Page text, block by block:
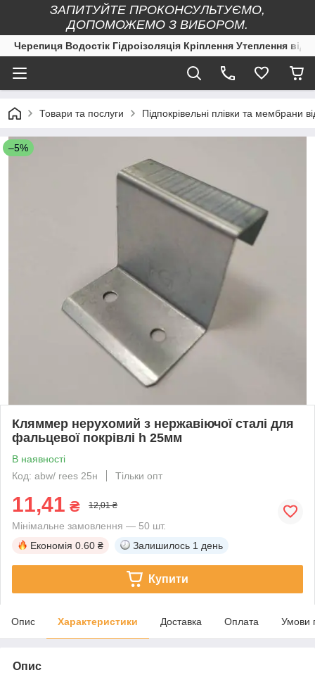
ЗАПИТУЙТЕ ПРОКОНСУЛЬТУЄМО,
ДОПОМОЖЕМО З ВИБОРОМ.
Черепиця Водостік Гідроізоляція Кріплення Утеплення
Товари та послуги Підпокрівельні плівки та мембрани
–5%
Кляммер нерухомий з нержавіючої сталі для
фальцевої покрівлі h 25мм
В наявності
Код: abw/ rees 25н
Тільки опт
11,41 ₴ 12,01 ₴
Мінімальне замовлення — 50 шт.
Економія 0.60 ₴ Залишилось 1 день
Купити
Опис Характеристики Доставка Оплата Умови
Опис